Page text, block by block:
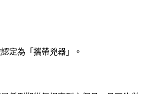
定為「攜帶兇器」。